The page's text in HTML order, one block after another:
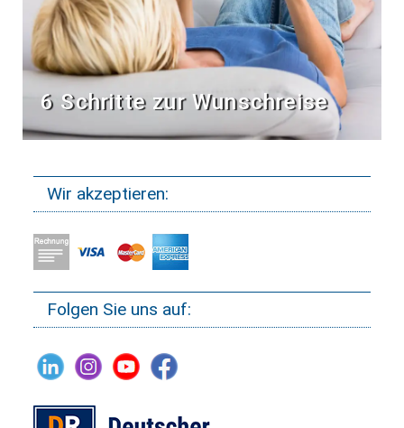
6 Schritte zur Wunschreise
Wir akzeptieren:
Folgen Sie uns auf: